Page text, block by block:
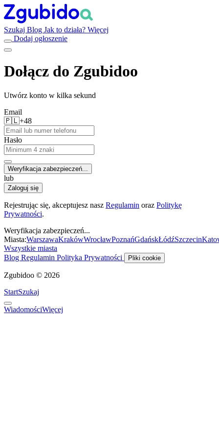
Szukaj Blog Jak to działa? Więcej
Dodaj ogłoszenie
Dołącz do Zgubidoo
Utwórz konto w kilka sekund
Email
🇵🇱+48
Hasło
Weryfikacja zabezpieczeń...
lub
Zaloguj się
Rejestrując się, akceptujesz nasz Regulamin oraz Politykę
Prywatności.
Weryfikacja zabezpieczeń...
Miasta:WarszawaKrakówWrocławPoznańGdańskŁódźSzczecin
Wszystkie miasta
Blog Regulamin Polityka Prywatności Pliki cookie
Zgubidoo © 2026
StartSzukaj
WiadomościWięcej